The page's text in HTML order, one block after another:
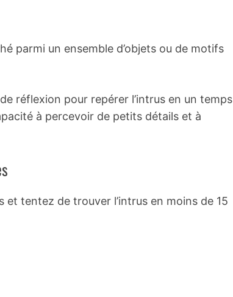
parmi un ensemble d’objets ou de motifs
réflexion pour repérer l’intrus en un temps
à percevoir de petits détails et à
tentez de trouver l’intrus en moins de 15